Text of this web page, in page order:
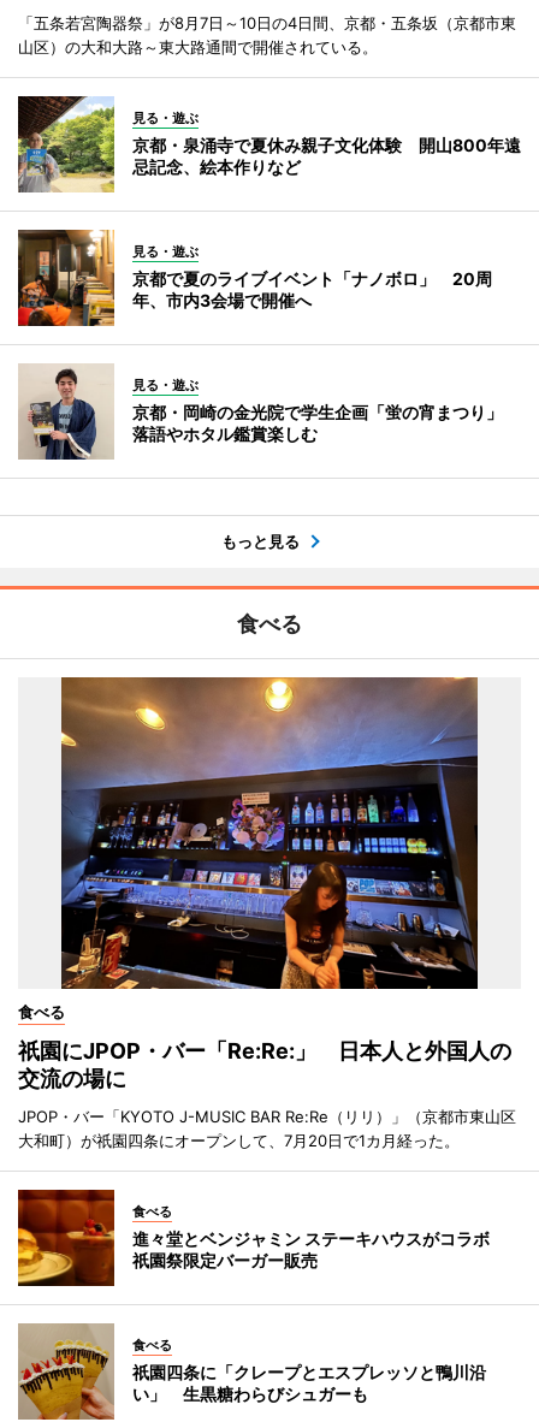
「五条若宮陶器祭」が8月7日～10日の4日間、京都・五条坂（京都市東
山区）の大和大路～東大路通間で開催されている。
見る・遊ぶ
京都・泉涌寺で夏休み親子文化体験 開山800年遠
忌記念、絵本作りなど
見る・遊ぶ
京都で夏のライブイベント「ナノボロ」 20周
年、市内3会場で開催へ
見る・遊ぶ
京都・岡崎の金光院で学生企画「蛍の宵まつり」
落語やホタル鑑賞楽しむ
もっと見る
食べる
食べる
祇園にJPOP・バー「Re:Re:」 日本人と外国人の
交流の場に
JPOP・バー「KYOTO J-MUSIC BAR Re:Re（リリ）」（京都市東山区
大和町）が祇園四条にオープンして、7月20日で1カ月経った。
食べる
進々堂とベンジャミン ステーキハウスがコラボ
祇園祭限定バーガー販売
食べる
祇園四条に「クレープとエスプレッソと鴨川沿
い」 生黒糖わらびシュガーも